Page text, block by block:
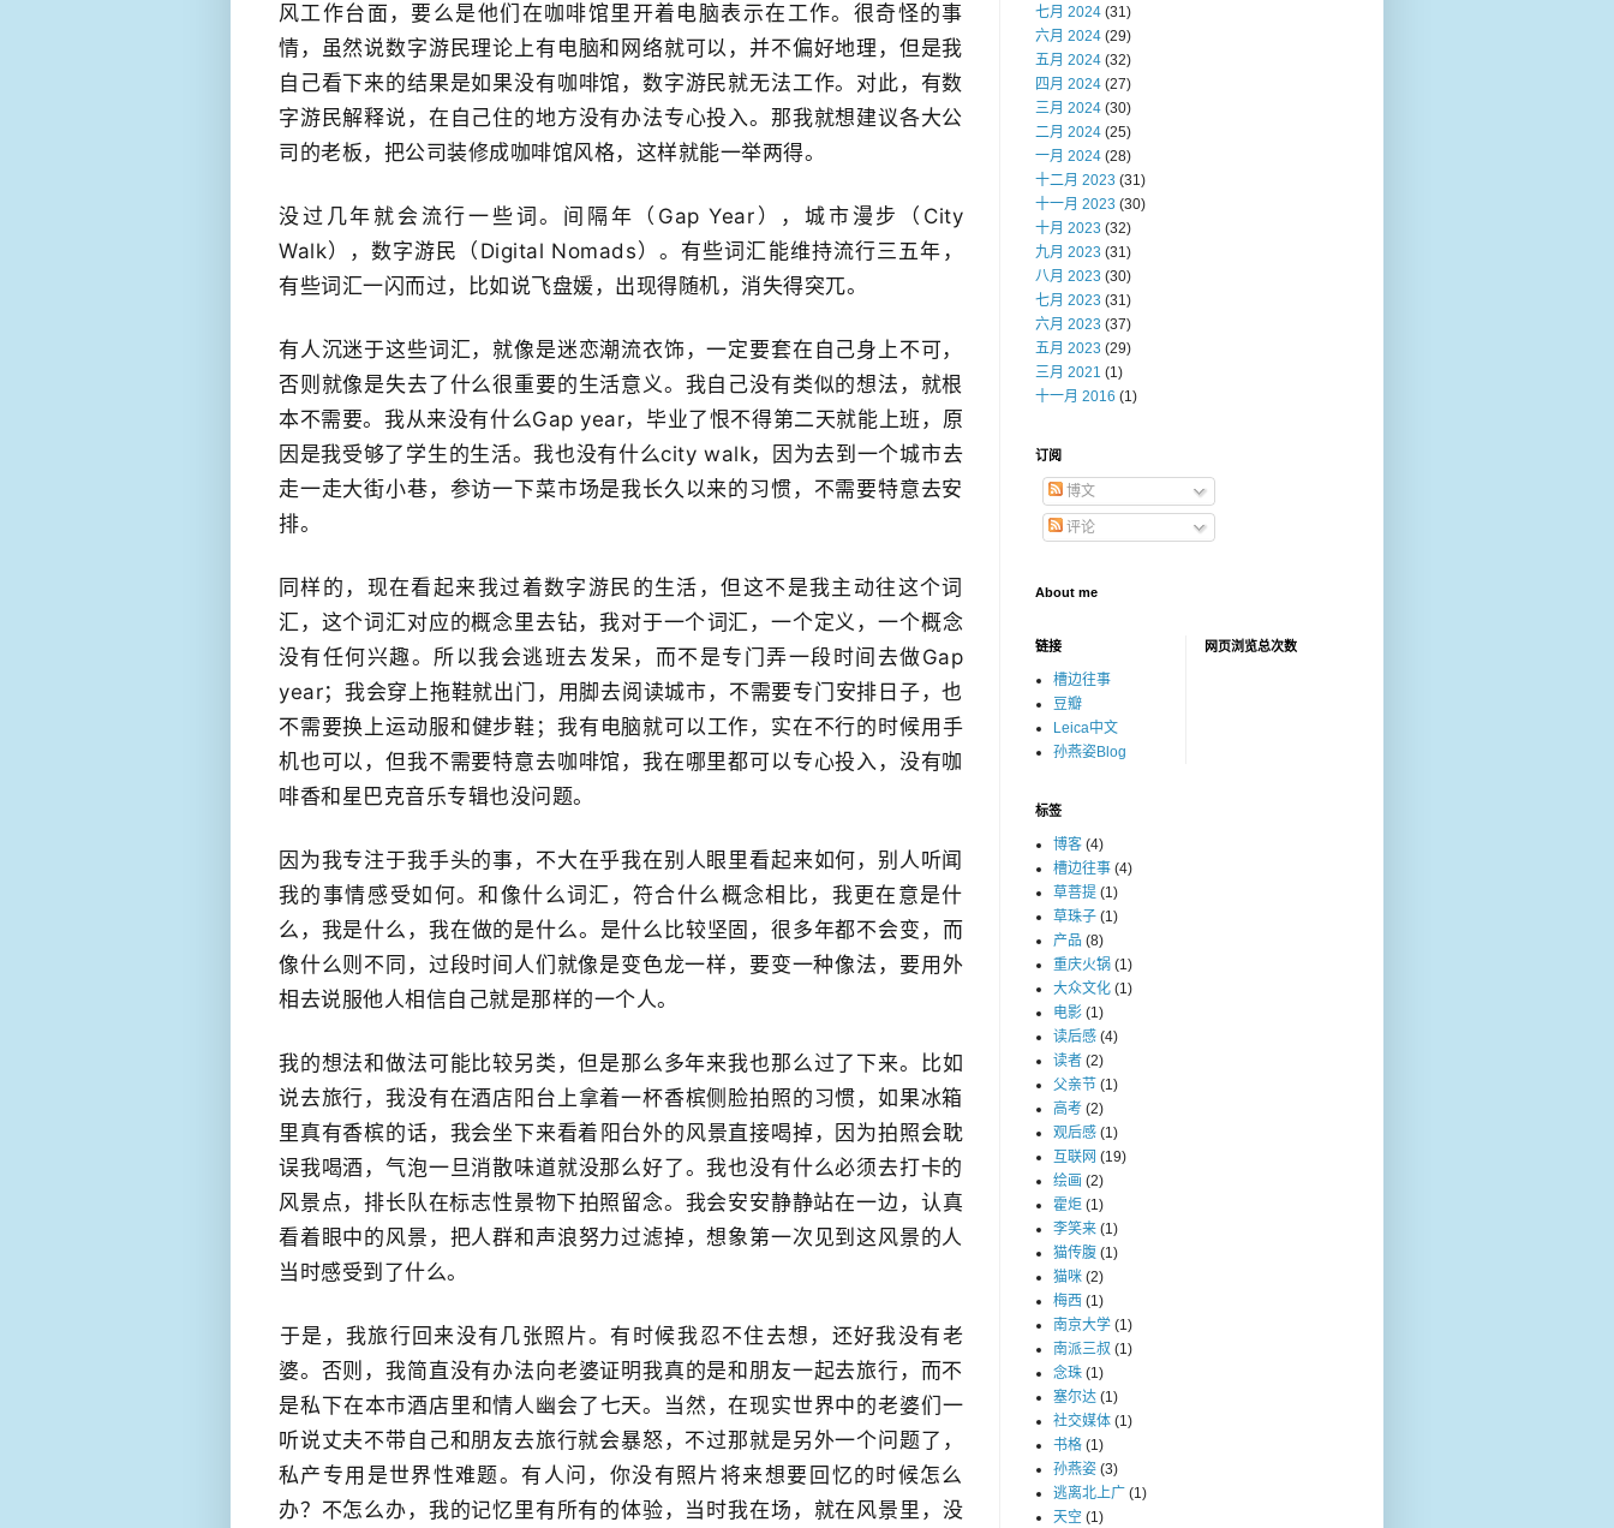
风工作台面，要么是他们在咖啡馆里开着电脑表示在工作。很奇怪的事
情，虽然说数字游民理论上有电脑和网络就可以，并不偏好地理，但是我
自己看下来的结果是如果没有咖啡馆，数字游民就无法工作。对此，有数
字游民解释说，在自己住的地方没有办法专心投入。那我就想建议各大公
司的老板，把公司装修成咖啡馆风格，这样就能一举两得。
没过几年就会流行一些词。间隔年（Gap Year），城市漫步（City
Walk），数字游民（Digital Nomads）。有些词汇能维持流行三五年，
有些词汇一闪而过，比如说飞盘媛，出现得随机，消失得突兀。
有人沉迷于这些词汇，就像是迷恋潮流衣饰，一定要套在自己身上不可，
否则就像是失去了什么很重要的生活意义。我自己没有类似的想法，就根
本不需要。我从来没有什么Gap year，毕业了恨不得第二天就能上班，原
因是我受够了学生的生活。我也没有什么city walk，因为去到一个城市去
走一走大街小巷，参访一下菜市场是我长久以来的习惯，不需要特意去安
排。
同样的，现在看起来我过着数字游民的生活，但这不是我主动往这个词
汇，这个词汇对应的概念里去钻，我对于一个​词汇，一个定义，一个概念
没有任何兴趣。所以我会逃班去发呆，而不是专门弄一段时间去做Gap
year；我会穿上拖鞋就出门，用脚去阅读城市，不需要专门安排日子，也
不需要换上运动服和​健步鞋；我有电脑就可以工作，实在不行的时候用手
机也可以，但我不需要特意去咖啡馆，我在哪里都可以专心投入，没有咖
啡香和星巴克音乐专辑也​没问题。
因为我专注于我手头的事，不大在乎我在别人眼里看起来如何，别人听闻
我的事情​感受如何。和像什么词汇，符合什么概念相比，我更在意是什
么，我是什么，​我在做的是什么。是什么比较坚固，很多年都不会变，而
像什么则不同，过段时间人们就像是变色龙一样，要变一种像法​，要用外
相去说服他人相信自己就是那样的一个人。
我的想法和做法可能比较另类，但是那么多年来我​也那么过了下来。比如
说去旅行，我没有在酒店阳台上拿着一杯香槟侧脸拍照的习惯，如果冰箱
里真有香槟的话，我会坐下来看着​阳台外的风景直接喝掉，因为拍照会耽
误我喝酒，气泡一旦消散味道就没那么好了。我也没有什么必须去打卡的
风景点，排长队在标志性景物下​拍照留念。我会安安静静站在一边，​认真
看着眼中的风景，把人群和声浪努力过滤掉，想象第一次见到这风景的人
当时感受到了什么。
​于是，我旅行回来没有几张照片。有时候​我忍不住去想，还好我没有老
婆。否则，我简直没有办法向老婆证明我真的是和朋友一起去旅行，而不
是​私下在本市酒店里和情人幽会了七天。当然，在现实世界中的老婆们一
听说丈夫不带自己和朋友去旅行就会暴怒，不过​那就是另外一个问题了，
私产专用是世界性难题。有人问，你没有照片将来想要​回忆的时候怎么
办？不怎么办，我的记忆里有所有的体验，当时我在场​，就在风景里，没
七月 2024 (31)
六月 2024 (29)
五月 2024 (32)
四月 2024 (27)
三月 2024 (30)
二月 2024 (25)
一月 2024 (28)
十二月 2023 (31)
十一月 2023 (30)
十月 2023 (32)
九月 2023 (31)
八月 2023 (30)
七月 2023 (31)
六月 2023 (37)
五月 2023 (29)
三月 2021 (1)
十一月 2016 (1)
订阅
博文
评论
About me
链接
槽边往事
豆瓣
Leica中文
孙燕姿Blog
网页浏览总次数
标签
博客 (4)
槽边往事 (4)
草菩提 (1)
草珠子 (1)
产品 (8)
重庆火锅 (1)
大众文化 (1)
电影 (1)
读后感 (4)
读者 (2)
父亲节 (1)
高考 (2)
观后感 (1)
互联网 (19)
绘画 (2)
霍炬 (1)
李笑来 (1)
猫传腹 (1)
猫咪 (2)
梅西 (1)
南京大学 (1)
南派三叔 (1)
念珠 (1)
塞尔达 (1)
社交媒体 (1)
书格 (1)
孙燕姿 (3)
逃离北上广 (1)
天空 (1)